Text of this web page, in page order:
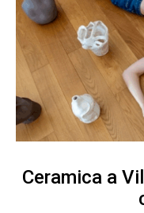
Ceramica a